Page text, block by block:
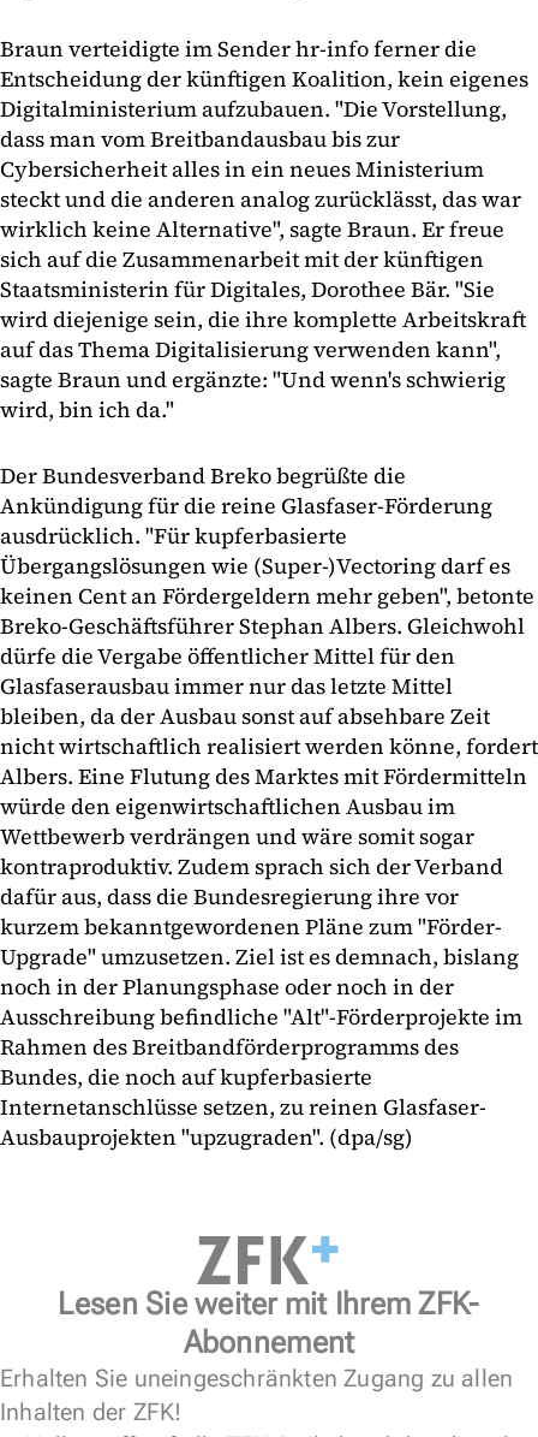
Braun verteidigte im Sender hr-info ferner die
Entscheidung der künftigen Koalition, kein eigenes
Digitalministerium aufzubauen. "Die Vorstellung,
dass man vom Breitbandausbau bis zur
Cybersicherheit alles in ein neues Ministerium
steckt und die anderen analog zurücklässt, das war
wirklich keine Alternative", sagte Braun. Er freue
sich auf die Zusammenarbeit mit der künftigen
Staatsministerin für Digitales, Dorothee Bär. "Sie
wird diejenige sein, die ihre komplette Arbeitskraft
auf das Thema Digitalisierung verwenden kann",
sagte Braun und ergänzte: "Und wenn's schwierig
wird, bin ich da."
Der Bundesverband Breko begrüßte die
Ankündigung für die reine Glasfaser-Förderung
ausdrücklich. "Für kupferbasierte
Übergangslösungen wie (Super-)Vectoring darf es
keinen Cent an Fördergeldern mehr geben", betonte
Breko-Geschäftsführer Stephan Albers. Gleichwohl
dürfe die Vergabe öffentlicher Mittel für den
Glasfaserausbau immer nur das letzte Mittel
bleiben, da der Ausbau sonst auf absehbare Zeit
nicht wirtschaftlich realisiert werden könne, fordert
Albers. Eine Flutung des Marktes mit Fördermitteln
würde den eigenwirtschaftlichen Ausbau im
Wettbewerb verdrängen und wäre somit sogar
kontraproduktiv. Zudem sprach sich der Verband
dafür aus, dass die Bundesregierung ihre vor
kurzem bekanntgewordenen Pläne zum "Förder-
Upgrade" umzusetzen. Ziel ist es demnach, bislang
noch in der Planungsphase oder noch in der
Ausschreibung befindliche "Alt"-Förderprojekte im
Rahmen des Breitbandförderprogramms des
Bundes, die noch auf kupferbasierte
Internetanschlüsse setzen, zu reinen Glasfaser-
Ausbauprojekten "upzugraden". (dpa/sg)
Lesen Sie weiter mit Ihrem ZFK-
Abonnement
Erhalten Sie uneingeschränkten Zugang zu allen
Inhalten der ZFK!